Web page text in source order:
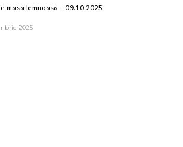
masa lemnoasa – 09.10.2025
2025